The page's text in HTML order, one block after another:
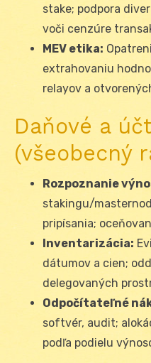
stake; podpora
voči cenzúre
MEV etika:
extrahovaniu
relayov a
Daňové a
(všeobecný
Rozpoznanie
stakingu/
pripísania;
Inventarizácia:
dátumov a cien;
delegovaných
Odpočítateľné
softvér, audit;
podľa podielu